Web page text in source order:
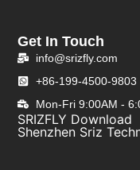
Get In Touch
info@srizfly.com
+86-199-4500-9803
Mon-Fri 9:00AM -
SRIZFLY Download
Shenzhen Sriz